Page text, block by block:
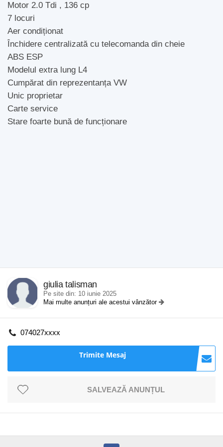
Motor 2.0 Tdi , 136 cp
7 locuri
Aer condiționat
Închidere centralizată cu telecomanda din cheie
ABS ESP
Modelul extra lung L4
Cumpărat din reprezentanța VW
Unic proprietar
Carte service
Stare foarte bună de funcționare
giulia talisman
Pe site din: 10 iunie 2025
Mai multe anunțuri ale acestui vânzător
074027xxxx
Trimite Mesaj
SALVEAZĂ ANUNȚUL